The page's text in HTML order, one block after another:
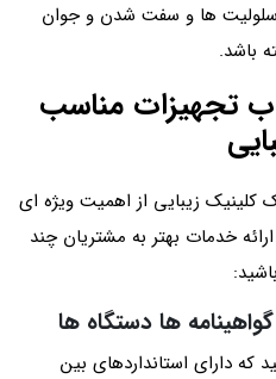
سلولیت ها و سفت شدن و جوان
باشد.
تجهیزات مناسب
زیبایی از اهمیت ویژه ای
خدمات بهتر به مشتریان چند
ها دستگاه ها
که دارای استانداردهای بین